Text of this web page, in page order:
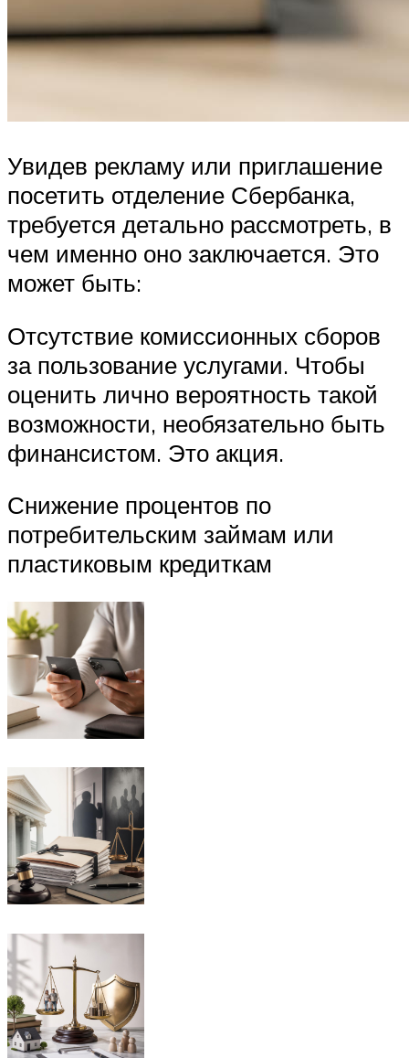
Увидев рекламу или приглашение
посетить отделение Сбербанка,
требуется детально рассмотреть, в
чем именно оно заключается. Это
может быть:
Отсутствие комиссионных сборов
за пользование услугами. Чтобы
оценить лично вероятность такой
возможности, необязательно быть
финансистом. Это акция.
Снижение процентов по
потребительским займам или
пластиковым кредиткам